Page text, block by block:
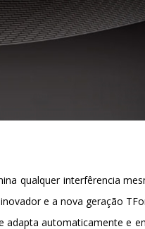
qualquer interfêrencia
e a nova geração
adapta automaticamente e